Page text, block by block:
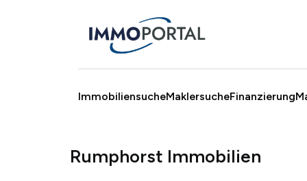
ImmobiliensucheMaklersucheFinanzierung
Rumphorst Immobilien